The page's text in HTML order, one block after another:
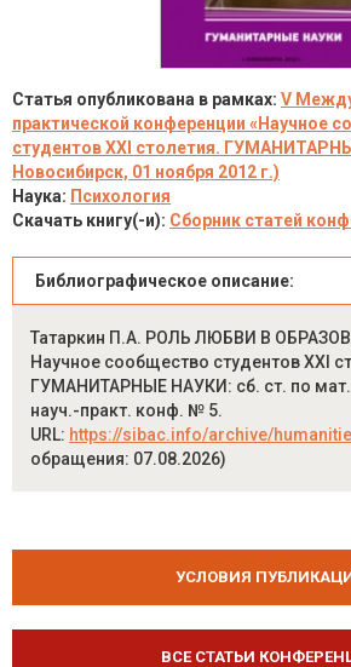
Статья опубликована в рамках: V
практической конференции «Научное
студентов XXI столетия.
Новосибирск, 01 ноября 2012 г.)
Наука: Психология
Скачать книгу(-и): Сборник статей
Библиографическое описание:
Татаркин П.А. РОЛЬ ЛЮБВИ В
Научное сообщество студентов XXI
ГУМАНИТАРНЫЕ НАУКИ: сб. ст. по
науч.-практ. конф. № 5.
URL: https://sibac.info/archive/
обращения: 07.08.2026)
УСЛОВИЯ
ВСЕ СТАТЬИ